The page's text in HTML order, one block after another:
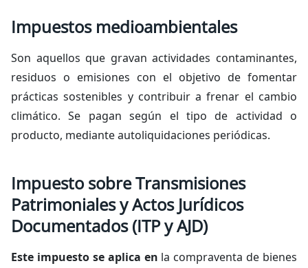
Impuestos medioambientales
Son aquellos que gravan actividades contaminantes,
residuos o emisiones con el objetivo de fomentar
prácticas sostenibles y contribuir a frenar el cambio
climático. Se pagan según el tipo de actividad o
producto, mediante autoliquidaciones periódicas.
Impuesto sobre Transmisiones
Patrimoniales y Actos Jurídicos
Documentados (ITP y AJD)
Este impuesto se aplica en la compraventa de bienes